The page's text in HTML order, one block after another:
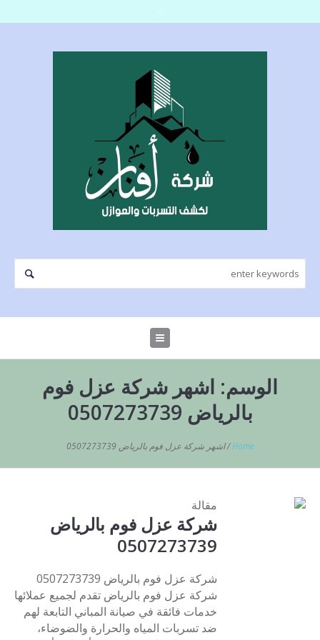
الوسم: اشهر شركة عزل فوم
بالرياض 0507273739
Home
/اشهر شركة عزل فوم بالرياض 0507273739
مقالة
شركة عزل فوم بالرياض
0507273739
شركة عزل فوم بالرياض 0507273739
شركة عزل فوم بالرياض تقدم لجميع عملائها
خدمات فائقة في صيانة المباني التابعة لهم
ضد تسربات المياه والحرارة والضوضاء،